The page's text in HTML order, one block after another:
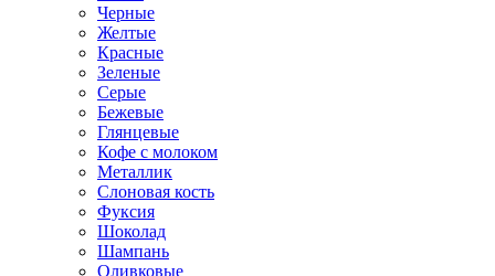
Черные
Желтые
Красные
Зеленые
Серые
Бежевые
Глянцевые
Кофе с молоком
Металлик
Слоновая кость
Фуксия
Шоколад
Шампань
Оливковые